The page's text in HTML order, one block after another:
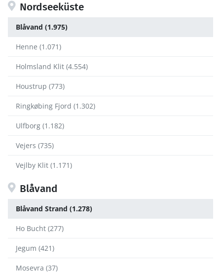
Nordseeküste
Blåvand (1.975)
Henne (1.071)
Holmsland Klit (4.554)
Houstrup (773)
Ringkøbing Fjord (1.302)
Ulfborg (1.182)
Vejers (735)
Vejlby Klit (1.171)
Blåvand
Blåvand Strand (1.278)
Ho Bucht (277)
Jegum (421)
Mosevra (37)